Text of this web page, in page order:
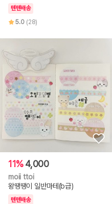
텐텐배송
5.0 (28)
11%4,000
moii ttoi
왕땡땡이 일반마테(b급)
텐텐배송